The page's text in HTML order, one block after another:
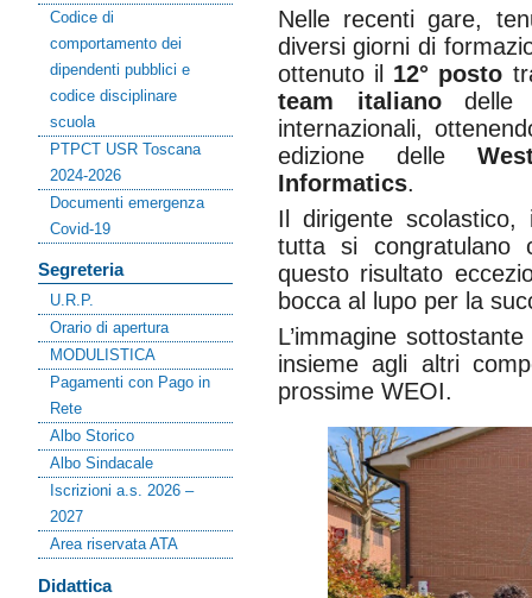
Codice di
comportamento dei
dipendenti pubblici e
codice disciplinare
scuola
PTPCT USR Toscana
2024-2026
Documenti emergenza
Covid-19
Segreteria
U.R.P.
Orario di apertura
MODULISTICA
Pagamenti con Pago in
Rete
Albo Storico
Albo Sindacale
Iscrizioni a.s. 2026 –
2027
Area riservata ATA
Didattica
Nelle recenti gare,
diversi giorni di
ottenuto il 12° posto
team italianodelle
internazionali,
edizione delle
Informatics.
Il dirigente
tutta si congratulano
questo risultato
bocca al lupo per la
L’immagine
insieme agli altri
prossime WEOI.